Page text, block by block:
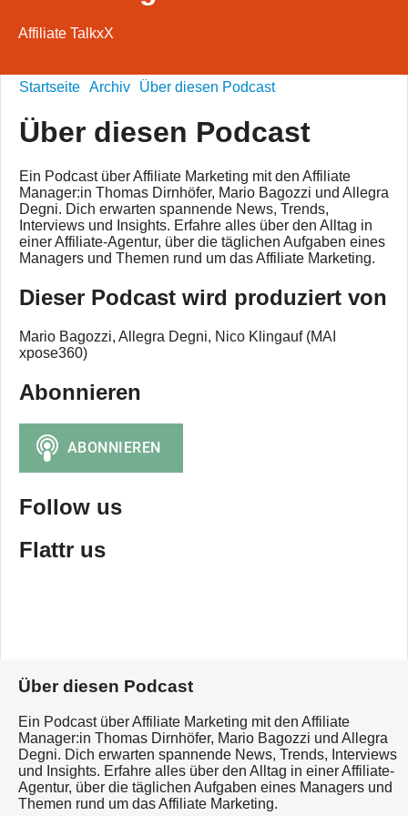
Affiliate TalkxX
Startseite Archiv Über diesen Podcast
Über diesen Podcast
Ein Podcast über Affiliate Marketing mit den Affiliate
Manager:in Thomas Dirnhöfer, Mario Bagozzi und Allegra
Degni. Dich erwarten spannende News, Trends,
Interviews und Insights. Erfahre alles über den Alltag in
einer Affiliate-Agentur, über die täglichen Aufgaben eines
Managers und Themen rund um das Affiliate Marketing.
Dieser Podcast wird produziert von
Mario Bagozzi, Allegra Degni, Nico Klingauf (MAI
xpose360)
Abonnieren
Follow us
Flattr us
Über diesen Podcast
Ein Podcast über Affiliate Marketing mit den Affiliate
Manager:in Thomas Dirnhöfer, Mario Bagozzi und Allegra
Degni. Dich erwarten spannende News, Trends, Interviews
und Insights. Erfahre alles über den Alltag in einer Affiliate-
Agentur, über die täglichen Aufgaben eines Managers und
Themen rund um das Affiliate Marketing.